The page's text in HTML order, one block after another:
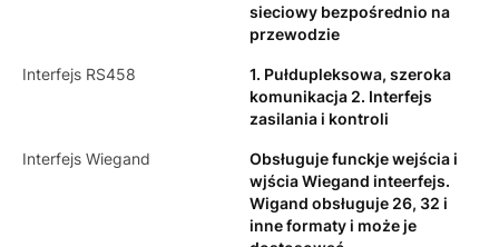
sieciowy bezpośrednio na
przewodzie
Interfejs RS458
1. Pułdupleksowa, szeroka
komunikacja 2. Interfejs
zasilania i kontroli
Interfejs Wiegand
Obsługuje funckje wejścia i
wjścia Wiegand inteerfejs.
Wigand obsługuje 26, 32 i
inne formaty i może je